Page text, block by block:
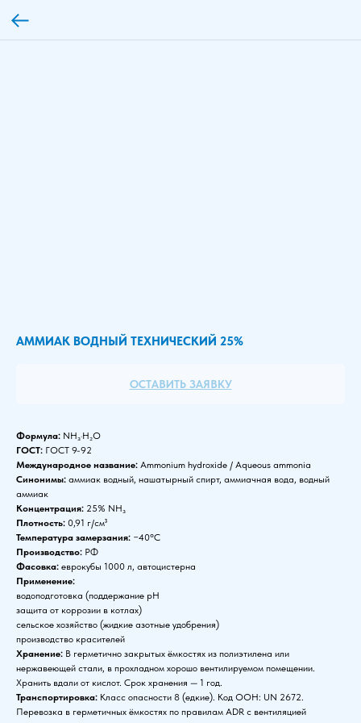
АММИАК ВОДНЫЙ ТЕХНИЧЕСКИЙ 25%
ОСТАВИТЬ ЗАЯВКУ
Формула: NH₃·H₂O
ГОСТ: ГОСТ 9-92
Международное название: Ammonium hydroxide / Aqueous ammonia
Синонимы: аммиак водный, нашатырный спирт, аммиачная вода, водный
аммиак
Концентрация: 25% NH₃
Плотность: 0,91 г/см³
Температура замерзания: −40°C
Производство: РФ
Фасовка: еврокубы 1000 л, автоцистерна
Применение:
водоподготовка (поддержание pH
защита от коррозии в котлах)
сельское хозяйство (жидкие азотные удобрения)
производство красителей
Хранение: В герметично закрытых ёмкостях из полиэтилена или
нержавеющей стали, в прохладном хорошо вентилируемом помещении.
Хранить вдали от кислот. Срок хранения — 1 год.
Транспортировка: Класс опасности 8 (едкие). Код ООН: UN 2672.
Перевозка в герметичных ёмкостях по правилам ADR с вентиляцией